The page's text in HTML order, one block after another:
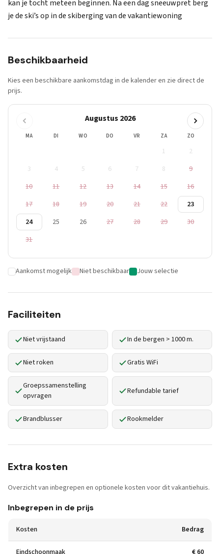
kan je tocht meteen beginnen. Na een dag sneeuwpret berg
je de ski’s op in de skiberging van de vakantiewoning
Beschikbaarheid
Kies een beschikbare aankomstdag in de kalender en zie direct de
prijs.
Augustus 2026
MA DI WO DO VR ZA ZO
1
2
3
4 5 6 7 8
9
10
11 12 13 14 15
16
17
18 19 20 21 22
23
24
25 26 27 28 29
30
31
Aankomst mogelijk Niet beschikbaar Jouw selectie
Faciliteiten
Niet vrijstaand In de bergen > 1000 m.
Niet roken Gratis WiFi
Groepssamenstelling
opvragen
Refundable tarief
Brandblusser Rookmelder
Extra kosten
Overzicht van inbegrepen en optionele kosten voor dit vakantiehuis.
Inbegrepen in de prijs
Kosten Bedrag
Eindschoonmaak € 60